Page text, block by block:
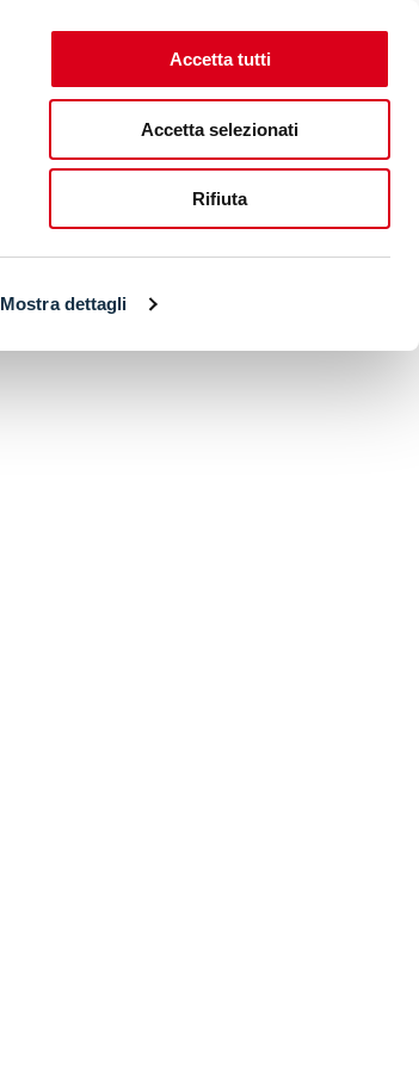
Mostra dettagli
Accetta tutti
Accetta selezionati
Rifiuta